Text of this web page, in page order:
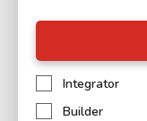
Integrator
Builder